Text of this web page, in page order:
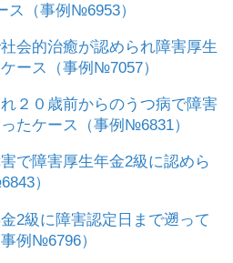
ス（事例№6953）
会的治癒が認められ障害厚生
ース（事例№7057）
２０歳前からのうつ病で障害
たケース（事例№6831）
で障害厚生年金2級に認めら
）
2級に障害認定日まで遡って
例№6796）